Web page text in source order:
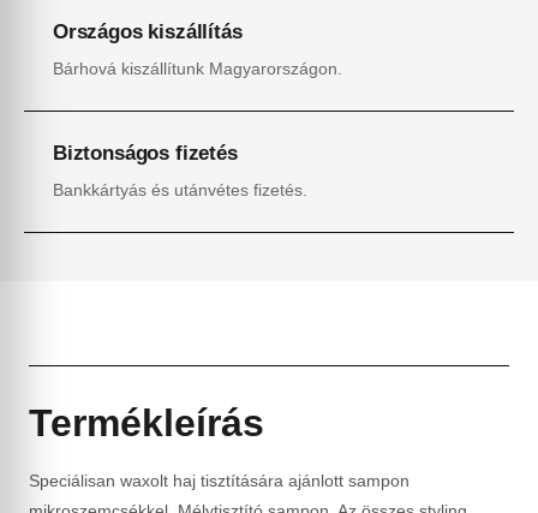
Országos kiszállítás
Bárhová kiszállítunk Magyarországon.
Biztonságos fizetés
Bankkártyás és utánvétes fizetés.
Termékleírás
Speciálisan waxolt haj tisztítására ajánlott sampon